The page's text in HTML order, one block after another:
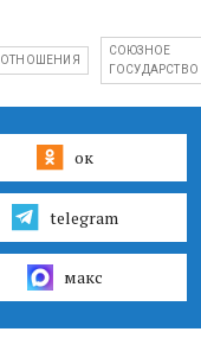
ОТНОШЕНИЯ
СОЮЗНОЕ
ГОСУДАРСТВО
ок
telegram
макс